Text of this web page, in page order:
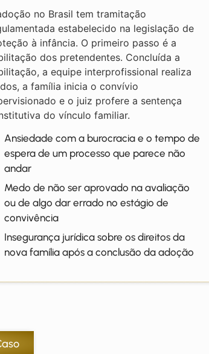
no Brasil tem tramitação
estabelecido na legislação de
à infância. O primeiro passo é a
dos pretendentes. Concluída a
a equipe interprofissional realiza
a família inicia o convívio
e o juiz profere a sentença
do vínculo familiar.
Ansiedade com a burocracia e o tempo de
espera de um processo que parece não
andar
Medo de não ser aprovado na avaliação
ou de algo dar errado no estágio de
convivência
Insegurança jurídica sobre os direitos da
nova família após a conclusão da adoção